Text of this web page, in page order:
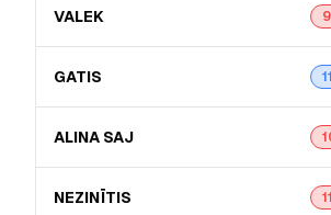
VALEK
GATIS
ALINA SAJ
NEZINĪTIS